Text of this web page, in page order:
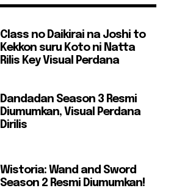
Class no Daikirai na Joshi to
Kekkon suru Koto ni Natta
Rilis Key Visual Perdana
Dandadan Season 3 Resmi
Diumumkan, Visual Perdana
Dirilis
Wistoria: Wand and Sword
Season 2 Resmi Diumumkan!